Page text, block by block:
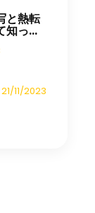
と熱転
知っ...
21/11/2023